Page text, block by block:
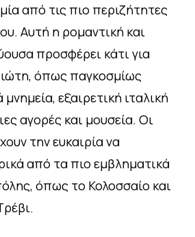
από τις πιο περιζήτητες
Αυτή η ρομαντική και
προσφέρει κάτι για
όπως παγκοσμίως
εξαιρετική ιταλική
αγορές και μουσεία. Οι
την ευκαιρία να
από τα πιο εμβληματικά
όπως το Κολοσσαίο και